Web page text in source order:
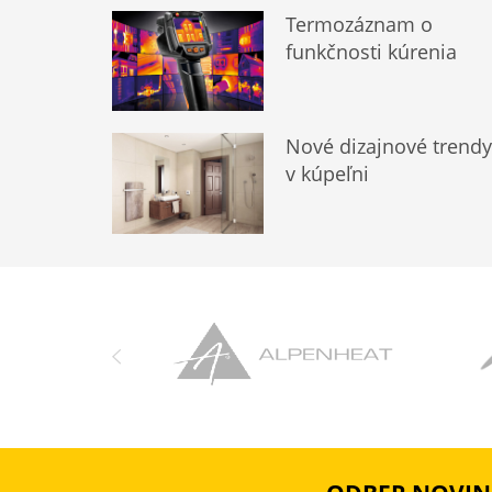
Termozáznam o
funkčnosti kúrenia
Nové dizajnové trendy
v kúpeľni